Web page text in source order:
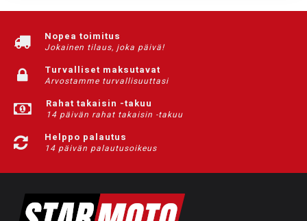
Nopea toimitus
Jokainen tilaus, joka päivä!
Turvalliset maksutavat
Arvostamme turvallisuuttasi
Rahat takaisin -takuu
14 päivän rahat takaisin -takuu
Helppo palautus
14 päivän palautusoikeus